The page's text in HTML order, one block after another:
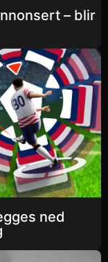
– blir
ned